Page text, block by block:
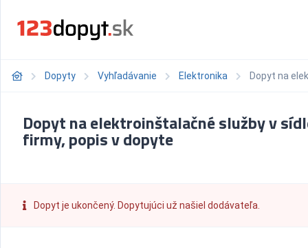
Dopyty Vyhľadávanie Elektronika Dopyt na
Dopyt na elektroinštalačné služby v
firmy, popis v dopyte
Dopyt je ukončený. Dopytujúci už našiel dodávateľa.